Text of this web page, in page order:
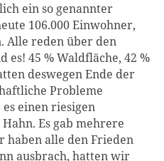
ein so genannter
106.000 Einwohner,
Alle reden über den
45 % Waldfläche, 42 %
deswegen Ende der
Probleme
einen riesigen
Es gab mehrere
haben alle den Frieden
ausbrach, hatten wir